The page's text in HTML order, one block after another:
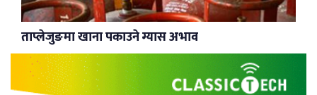
ताप्लेजुङमा खाना पकाउने ग्यास अभाव